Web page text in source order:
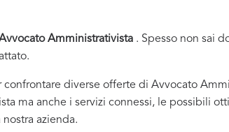
Amministrativista . Spesso non sai
diverse offerte di Avvocato
ma anche i servizi connessi, le possibili
azienda.